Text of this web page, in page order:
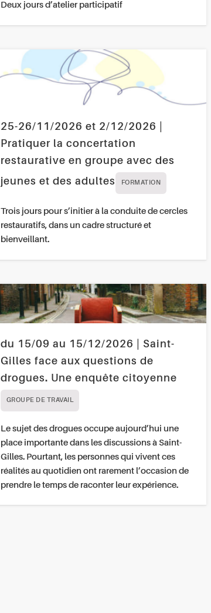
Deux jours d’atelier participatif
25-26/11/2026 et 2/12/2026 |
Pratiquer la concertation
restaurative en groupe avec des
jeunes et des adultes
FORMATION
Trois jours pour s’initier à la conduite de cercles
restauratifs, dans un cadre structuré et
bienveillant.
du 15/09 au 15/12/2026 | Saint-
Gilles face aux questions de
drogues. Une enquête citoyenne
GROUPE DE TRAVAIL
Le sujet des drogues occupe aujourd’hui une
place importante dans les discussions à Saint-
Gilles. Pourtant, les personnes qui vivent ces
réalités au quotidien ont rarement l’occasion de
prendre le temps de raconter leur expérience.